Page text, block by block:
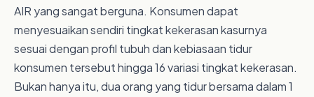
AIR yang sangat berguna. Konsumen dapat
menyesuaikan sendiri tingkat kekerasan kasurnya
sesuai dengan profil tubuh dan kebiasaan tidur
konsumen tersebut hingga 16 variasi tingkat kekerasan.
Bukan hanya itu, dua orang yang tidur bersama dalam 1